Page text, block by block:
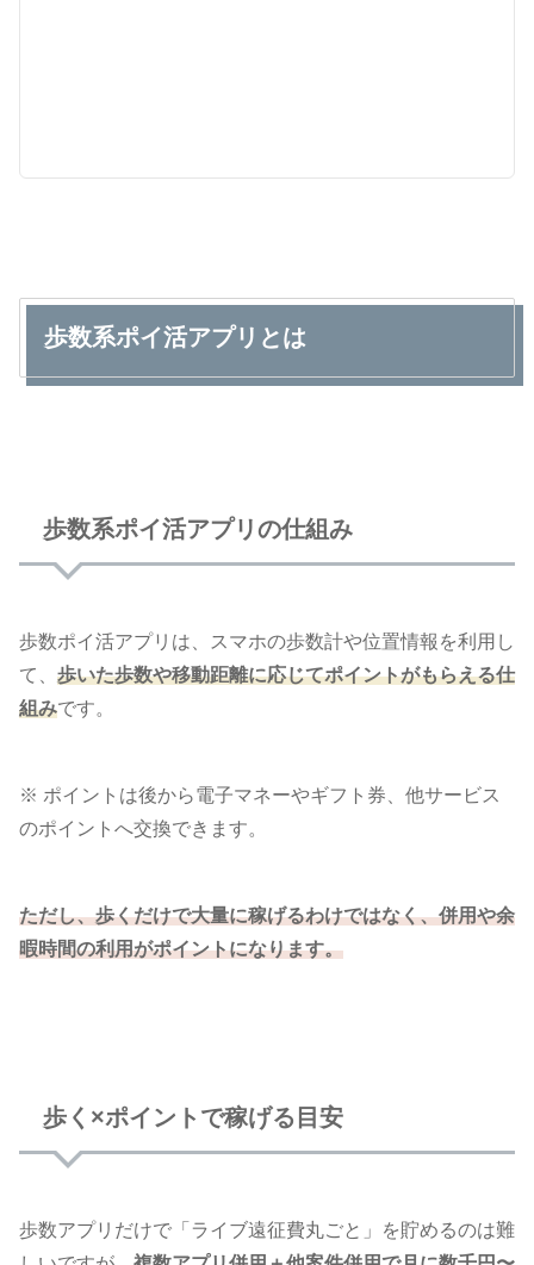
歩数系ポイ活アプリとは
歩数系ポイ活アプリの仕組み
歩数ポイ活アプリは、スマホの歩数計や位置情報を利用し
て、 歩いた歩数や移動距離に応じてポイントがもらえる仕
組みです。
※ ポイントは後から電子マネーやギフト券、他サービス
のポイントへ交換できます。
ただし、歩くだけで大量に稼げるわけではなく、併用や余
暇時間の利用がポイントになります。
歩く×ポイントで稼げる目安
歩数アプリだけで「ライブ遠征費丸ごと」を貯めるのは難